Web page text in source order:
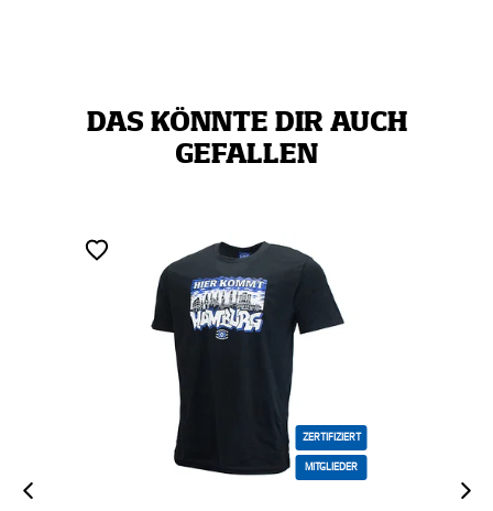
DAS KÖNNTE DIR AUCH
GEFALLEN